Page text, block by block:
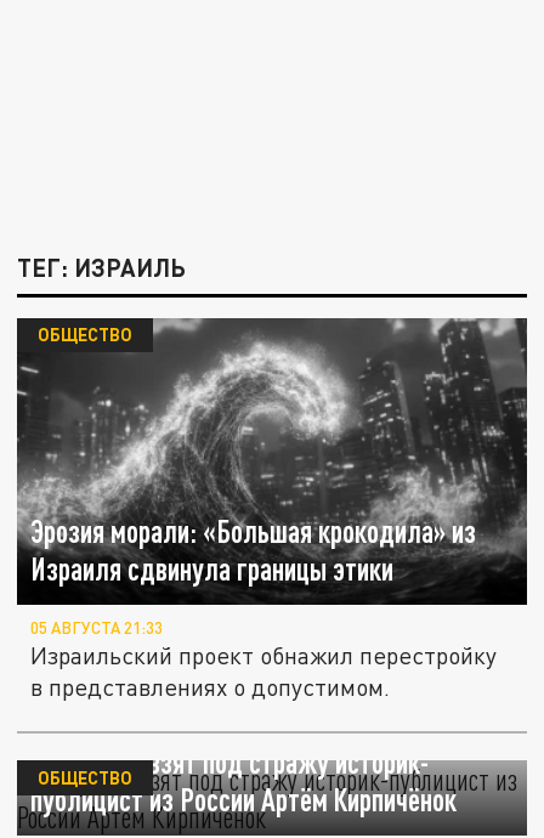
ТЕГ: ИЗРАИЛЬ
Эрозия морали: «Большая крокодила» из
Израиля сдвинула границы этики
ОБЩЕСТВО
05 АВГУСТА 21:33
Израильский проект обнажил перестройку
в представлениях о допустимом.
В Израиле взят под стражу историк-
публицист из России Артём Кирпичёнок
ОБЩЕСТВО